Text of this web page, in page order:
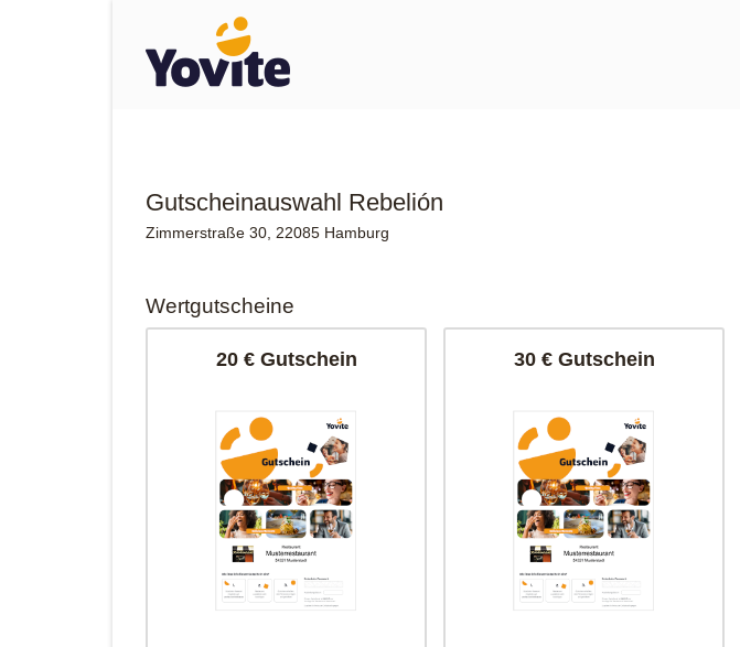
Gutscheinauswahl Rebelión
Zimmerstraße 30, 22085 Hamburg
Wertgutscheine
20 € Gutschein 30 € Gutschein